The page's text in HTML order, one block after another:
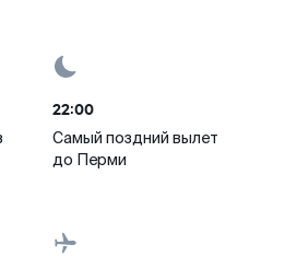
22:00
Самый поздний вылет
до Перми